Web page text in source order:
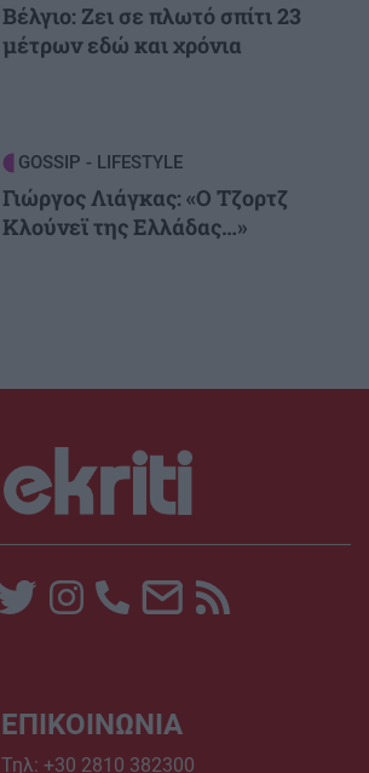
Βέλγιο: Ζει σε πλωτό σπίτι 23
μέτρων εδώ και χρόνια
GOSSIP - LIFESTYLE
Γιώργος Λιάγκας: «Ο Τζορτζ
Κλούνεϊ της Ελλάδας…»
ΕΠΙΚΟΙΝΩΝΙΑ
Τηλ: +30 2810 382300